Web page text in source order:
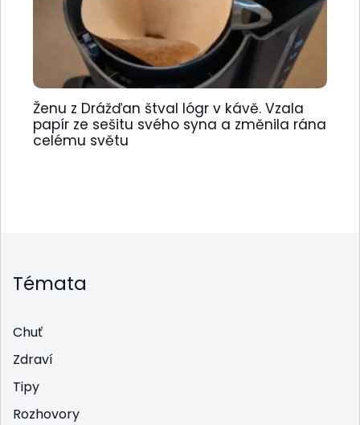
Ženu z Drážďan štval lógr v kávě. Vzala
papír ze sešitu svého syna a změnila rána
celému světu
Témata
Chuť
Zdraví
Tipy
Rozhovory